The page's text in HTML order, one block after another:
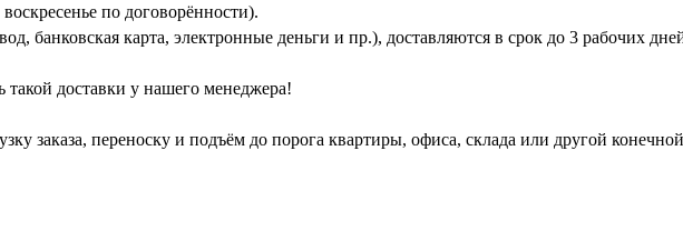
по договорённости).
банковская карта, электронные деньги и пр.), доставляются в срок до 3 рабочих
доставки у нашего менеджера!
заказа, переноску и подъём до порога квартиры, офиса, склада или другой